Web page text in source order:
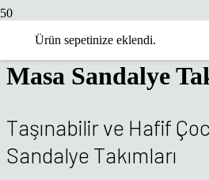
Ürün sepetinize eklendi.
Taşınabilir ve
Masa Sandalye
Taşınabilir ve Hafif
Sandalye Takımları